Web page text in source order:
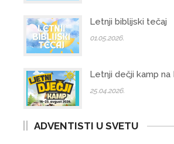
Letnji biblijski tečaj
01.05.2026.
Letnji dečji kamp na
25.04.2026.
ADVENTISTI U SVETU